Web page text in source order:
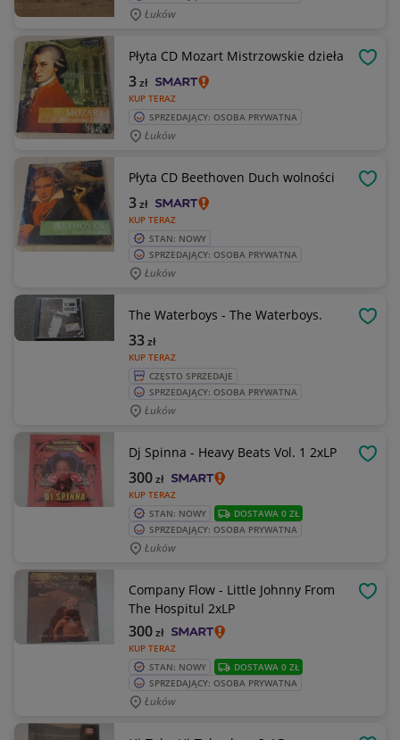
Łuków
Płyta CD Mozart Mistrzowskie dzieła
KUP TERAZ
3zł
SPRZEDAJĄCY: OSOBA PRYWATNA
Łuków
Płyta CD Beethoven Duch wolności
KUP TERAZ
3zł
STAN: NOWY
SPRZEDAJĄCY: OSOBA PRYWATNA
Łuków
The Waterboys - The Waterboys.
KUP TERAZ
33zł
CZĘSTO SPRZEDAJE
SPRZEDAJĄCY: OSOBA PRYWATNA
Łuków
Dj Spinna - Heavy Beats Vol. 1 2xLP
KUP TERAZ
300zł
STAN: NOWY
DOSTAWA 0 ZŁ
SPRZEDAJĄCY: OSOBA PRYWATNA
Łuków
Company Flow - Little Johnny From
The Hospitul 2xLP
KUP TERAZ
300zł
STAN: NOWY
DOSTAWA 0 ZŁ
SPRZEDAJĄCY: OSOBA PRYWATNA
Łuków